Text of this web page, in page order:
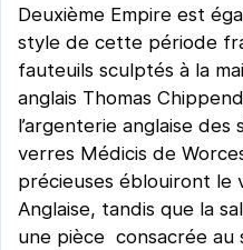
Deuxième Empire est
style de cette période
fauteuils sculptés à la
anglais Thomas
l’argenterie anglaise des
verres Médicis de
précieuses éblouiront le
Anglaise, tandis que la
une pièce consacrée au